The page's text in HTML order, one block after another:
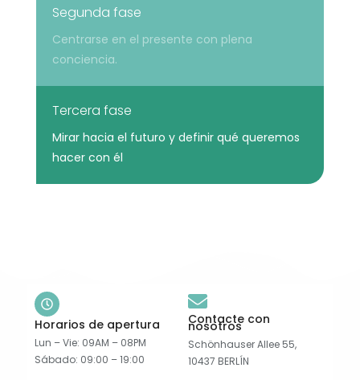
Segunda fase
Centrarse en el presente con plena
conciencia.
Tercera fase
Mirar hacia el futuro y definir qué queremos
hacer con él
Horarios de apertura
Lun – Vie: 09AM – 08PM
Sábado: 09:00 – 19:00
Contacte con
nosotros
Schönhauser Allee 55,
10437 BERLÍN